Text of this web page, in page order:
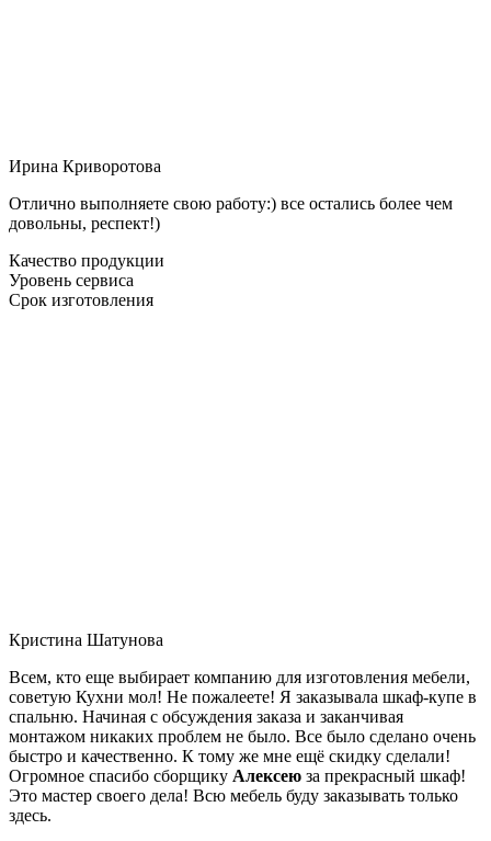
Ирина Криворотова
Отлично выполняете свою работу:) все остались более чем
довольны, респект!)
Качество продукции
Уровень сервиса
Срок изготовления
Кристина Шатунова
Всем, кто еще выбирает компанию для изготовления мебели,
советую Кухни мол! Не пожалеете! Я заказывала шкаф-купе в
спальню. Начиная с обсуждения заказа и заканчивая
монтажом никаких проблем не было. Все было сделано очень
быстро и качественно. К тому же мне ещё скидку сделали!
Огромное спасибо сборщику Алексею за прекрасный шкаф!
Это мастер своего дела! Всю мебель буду заказывать только
здесь.